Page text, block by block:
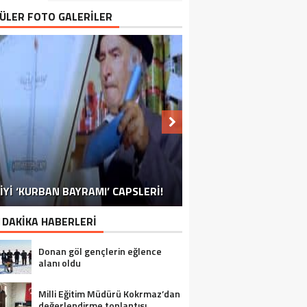
FOTO GALERİLER
TAKVİMİ’NE BİR RAKİP DAHA!
‘KURBAN BAYRAMI’ CAPSLERİ!
SÖYLEMEYEN ESNAF GÖRDÜNÜZ
MÜ?
FOTOĞRAFLARLA HIZAN
FOTOĞRAFLARLA BITLIS
FOTOĞRAFLARLA TATVAN
FOTOĞRAFLARLA GÜROYMAK
FOTOĞRAFLARLA AHLAT
FOTOĞRAFLARLA ADILCEVAZ
FOTOĞRAFLARLA MUTKI
HABERLERİ
Donan göl gençlerin eğlence
alanı oldu
Milli Eğitim Müdürü Kokrmaz’dan